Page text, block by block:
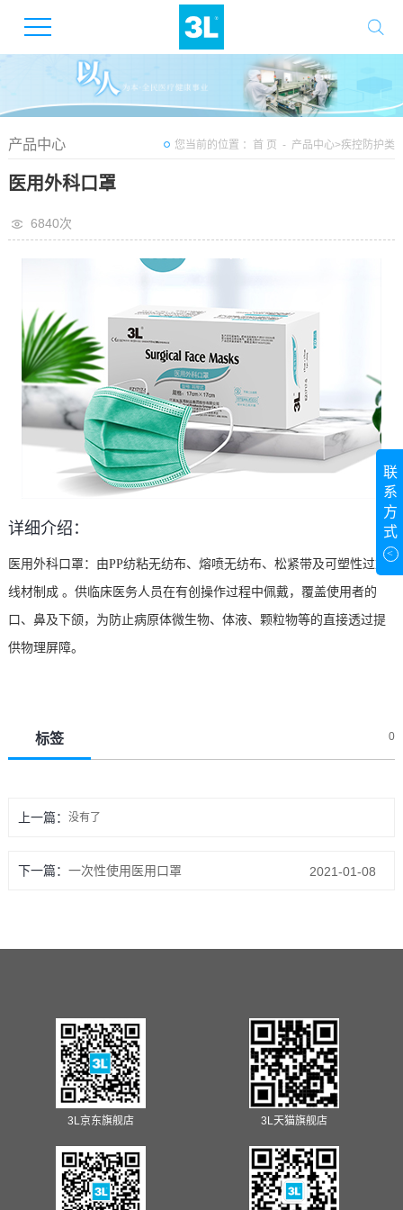
产品中心 您当前的位置 ： 首 页 - 产品中心>疾控防护类
医用外科口罩
6840次
详细介绍：
医用外科口罩：由PP纺粘无纺布、熔喷无纺布、松紧带及可塑性过塑
线材制成 。供临床医务人员在有创操作过程中佩戴，覆盖使用者的
口、鼻及下颌，为防止病原体微生物、体液、颗粒物等的直接透过提
供物理屏障。
标签 0
上一篇： 没有了
下一篇： 一次性使用医用口罩 2021-01-08
3L京东旗舰店 3L天猫旗舰店
联
系
方
式
<